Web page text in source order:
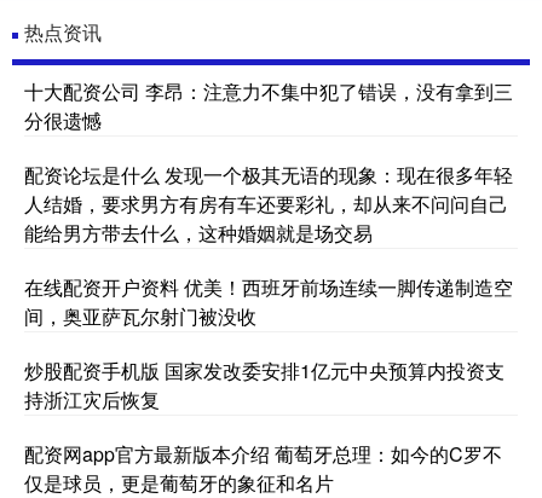
热点资讯
十大配资公司 李昂：注意力不集中犯了错误，没有拿到三
分很遗憾
配资论坛是什么 发现一个极其无语的现象：现在很多年轻
人结婚，要求男方有房有车还要彩礼，却从来不问问自己
能给男方带去什么，这种婚姻就是场交易
在线配资开户资料 优美！西班牙前场连续一脚传递制造空
间，奥亚萨瓦尔射门被没收
炒股配资手机版 国家发改委安排1亿元中央预算内投资支
持浙江灾后恢复
配资网app官方最新版本介绍 葡萄牙总理：如今的C罗不
仅是球员，更是葡萄牙的象征和名片